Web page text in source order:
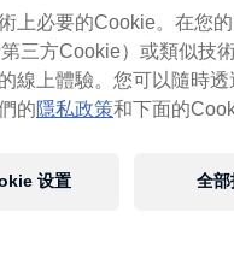
上必要的Cookie。在您
三方Cookie）或類似技
線上體驗。您可以隨時
的隱私政策和下面的
设置 全部